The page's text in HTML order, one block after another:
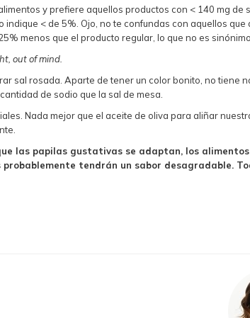
y prefiere aquellos productos con < 140 mg
indique < de 5%. Ojo, no te confundas con aquellos que
menos que el producto regular, lo que no es
out of mind.
sal rosada. Aparte de tener un color bonito, no tiene
de sodio que la sal de mesa.
Nada mejor que el aceite de oliva para aliñar
las papilas gustativas se adaptan, los
tendrán un sabor desagradable.